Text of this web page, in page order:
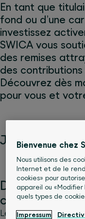
En tant que
fond ou d’une
investissez
SWICA vous
des remises
des
Découvrez dès
pour vous et
Jusqu’à 23%
Des
collectif
Le partenariat entre
Bienvenue chez
Nous utilisons des
Internet et de le
cookies» pour
appareil ou
quels types de
Impressum